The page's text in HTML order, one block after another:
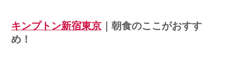
キンプトン新宿東京 ｜朝食のここがおすす
め！